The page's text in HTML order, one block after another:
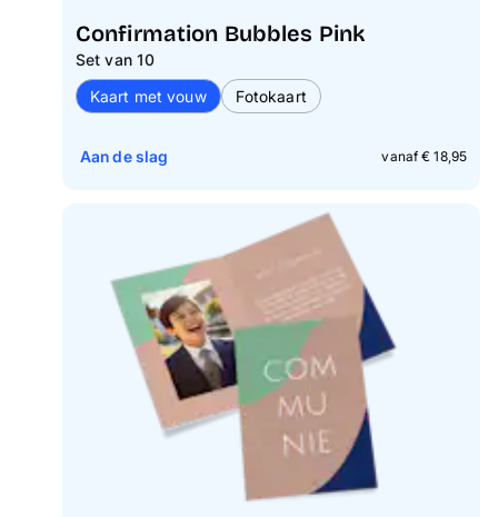
Confirmation Bubbles Pink
Set van 10
Kaart met vouw
Fotokaart
vanaf € 18,95
Aan de slag